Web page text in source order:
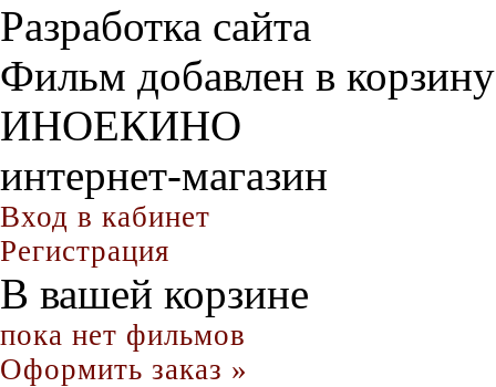
Разработка сайта
Фильм добавлен в корзину
ИНОЕКИНО
интернет-магазин
Вход в кабинет
Регистрация
В вашей корзине
пока нет фильмов
Оформить заказ »